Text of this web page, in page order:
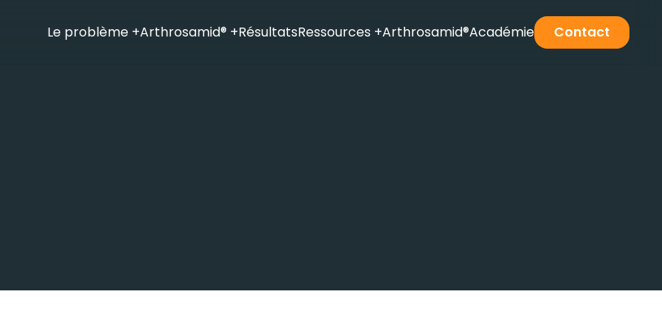
Le problème +Arthrosamid® +RésultatsRessources +Arthrosamid®Académie Contact